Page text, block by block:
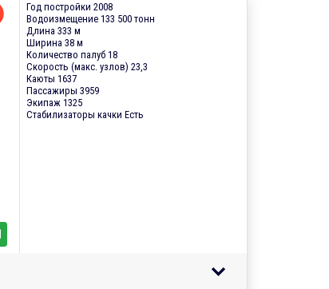
Год постройки 2008
Водоизмещение 133 500 тонн
Длина 333 м
Ширина 38 м
Количество палуб 18
Скорость (макс. узлов) 23,3
Каюты 1637
Пассажиры 3959
Экипаж 1325
Стабилизаторы качки Есть